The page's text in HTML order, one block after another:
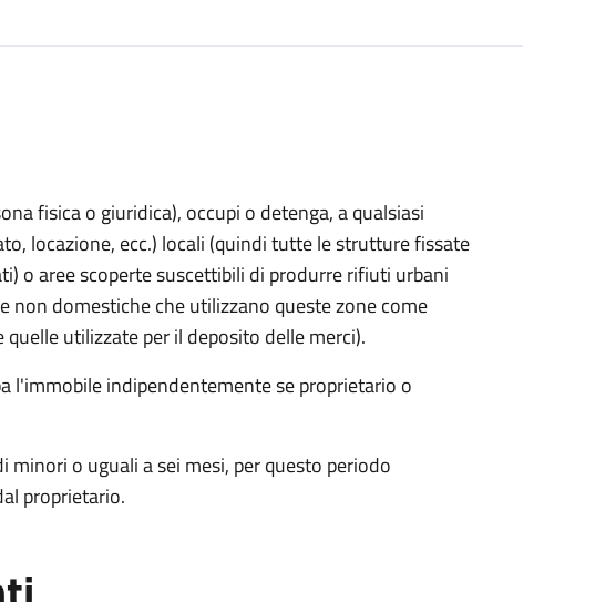
fisica o giuridica), occupi o detenga, a qualsiasi
locazione, ecc.) locali (quindi tutte le strutture fissate
o aree scoperte suscettibili di produrre rifiuti urbani
non domestiche che utilizzano queste zone come
utilizzate per il deposito delle merci).
l'immobile indipendentemente se proprietario o
minori o uguali a sei mesi, per questo periodo
proprietario.